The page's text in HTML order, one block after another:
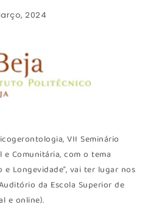
2024
VII Seminário
Comunitária, com o tema
Longevidade”, vai ter lugar nos
da Escola Superior de
e online).